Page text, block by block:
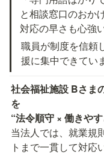
と相談窓口のおか
対応の早さも心強
職員が制度を信頼
援に集中できてい
社会福祉施設 Bさま
を
“法令順守 × 働きや
当法人では、就業規
トまで一貫して対応